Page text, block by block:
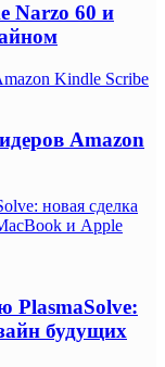
Narzo 60 и
Kindle Scribe
Amazon
новая сделка
и Apple
PlasmaSolve:
будущих